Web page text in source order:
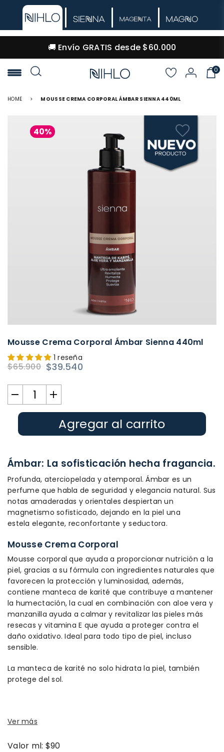
🚚 Envío GRATIS desde $60.000
NIHLO
0
HOME > MOUSSE CREMA CORPORAL ÁMBAR SIENNA 440ML
40%
Mousse Crema Corporal Ámbar Sienna 440ml
1 reseña
Precio
habitual
$65.900 $39.540
Agregar al carrito
Ámbar: La sofisticación hecha fragancia.
Profunda, aterciopelada y atemporal. Ámbar es un
perfume que habla de seguridad y elegancia natural. Sus
notas amaderadas y orientales despiertan un
magnetismo sofisticado, dejando en la piel una
estela elegante, reconfortante y seductora.
Mousse Crema Corporal
Mousse corporal que ayuda a proporcionar nutrición a la
piel, gracias a su fórmula con ingredientes naturales que
favorecen la protección y luminosidad, además,
contiene manteca de karité que contribuye a mantener
la humectación, la cual en combinación con aloe vera y
manzanilla ayuda a calmar y revitalizar las pieles más
resecas y vitamina E que ayuda a proteger contra el
daño oxidativo. Ideal para todo tipo de piel, incluso
sensible.
La manteca de karité no solo hidrata la piel, también
protege del sol.
Ver más
Valor ml: $90